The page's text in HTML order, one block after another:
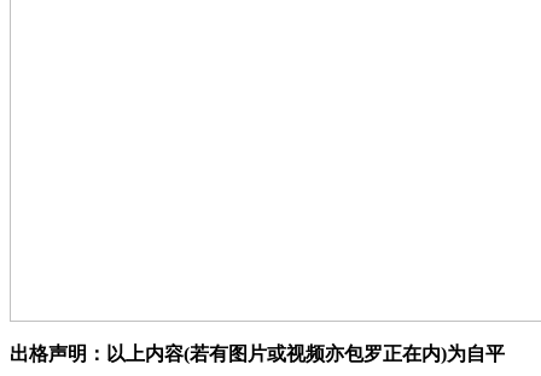
出格声明：以上内容(若有图片或视频亦包罗正在内)为自平